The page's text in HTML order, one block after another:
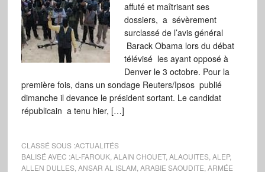
affuté et maîtrisant ses
dossiers, a sévèrement
surclassé de l’avis général
Barack Obama lors du débat
télévisé les ayant opposé à
Denver le 3 octobre. Pour la
première fois, dans un sondage Reuters/Ipsos publié
dimanche il devance le président sortant. Le candidat
républicain a tenu hier, […]
CLASSÉ SOUS :ACTUALITÉS
BALISÉ AVEC :AL-FAROUK, ALAIN CHOUET, ALAOUITES, ALEP,
ALLEN DULLES, ANSAR AL ISLAM ARABIE SAOUDITE ARMÉE